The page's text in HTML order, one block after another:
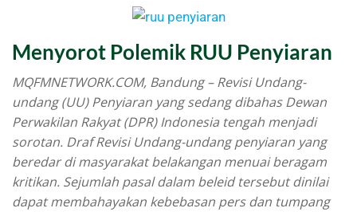
Menyorot Polemik RUU Penyiaran
MQFMNETWORK.COM, Bandung – Revisi Undang-
undang (UU) Penyiaran yang sedang dibahas Dewan
Perwakilan Rakyat (DPR) Indonesia tengah menjadi
sorotan. Draf Revisi Undang-undang penyiaran yang
beredar di masyarakat belakangan menuai beragam
kritikan. Sejumlah pasal dalam beleid tersebut dinilai
dapat membahayakan kebebasan pers dan tumpang